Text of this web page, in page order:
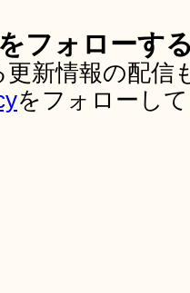
フォローす
更新情報の配
をフォローし